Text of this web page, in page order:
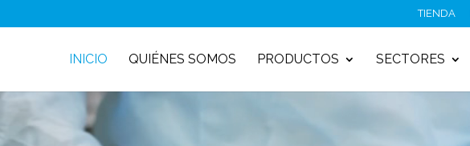
TIENDA
INICIO QUIÉNES SOMOS PRODUCTOS SECTORES